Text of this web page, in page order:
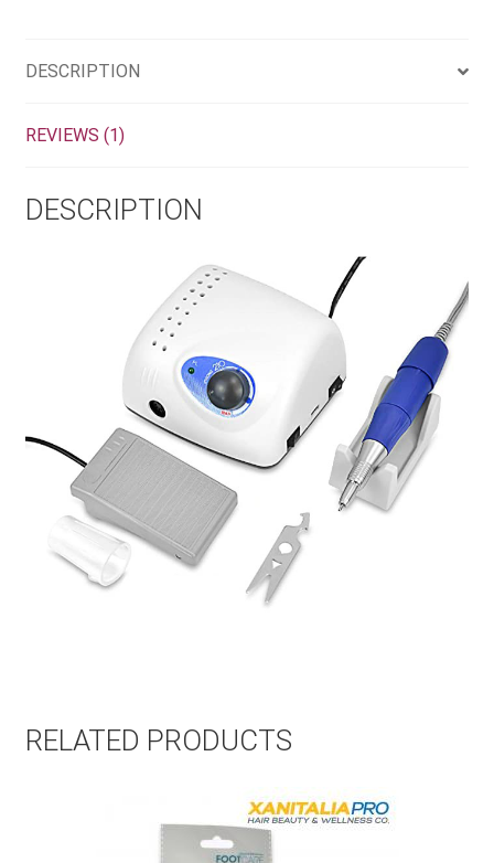
DESCRIPTION
REVIEWS (1)
DESCRIPTION
RELATED PRODUCTS